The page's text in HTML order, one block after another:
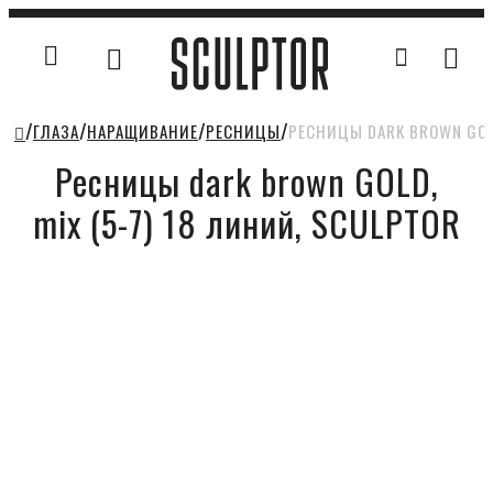
ГЛАЗА НАРАЩИВАНИЕ РЕСНИЦЫ РЕСНИЦЫ DARK BROWN
Ресницы dark brown GOLD,
mix (5-7) 18 линий, SCULPTOR